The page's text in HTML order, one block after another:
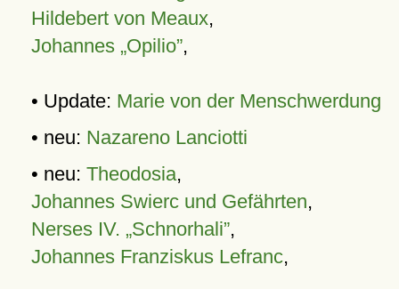
Hildebert von Meaux,
Johannes „Opilio”,
• Update: Marie von der Menschwerdung
• neu: Nazareno Lanciotti
• neu: Theodosia,
Johannes Swierc und Gefährten,
Nerses IV. „Schnorhali”,
Johannes Franziskus Lefranc,